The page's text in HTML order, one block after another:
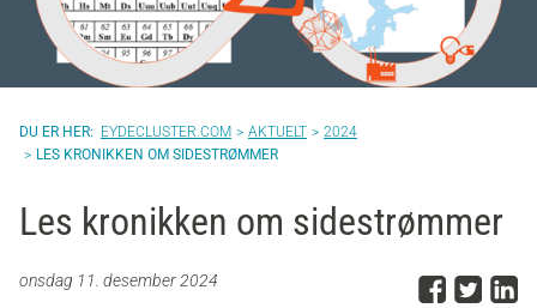
EYDECLUSTER.COM AKTUELT
2024
LES KRONIKKEN OM SIDESTRØMMER
Les kronikken om sidestrømmer
onsdag 11. desember 2024 DelDel